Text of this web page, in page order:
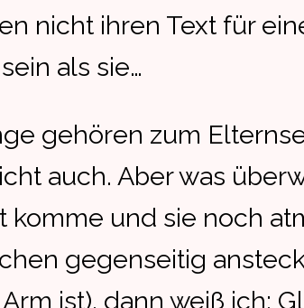
nicht ihren Text für
als sie…
gehören zum
auch. Aber was
komme und sie noch
gegenseitig
ist), dann weiß ich: